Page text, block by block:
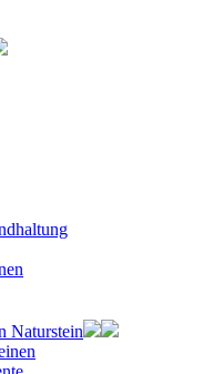
Naturstein